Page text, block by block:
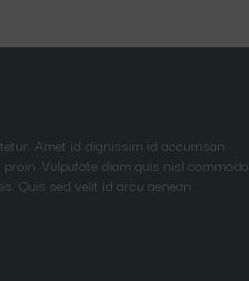
Amet id dignissim id accumsan.
Vulputate diam quis nisl commodo.
Quis sed velit id arcu aenean.